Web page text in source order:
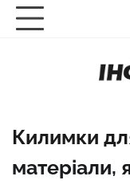
Перейти
Килимки
матеріали,